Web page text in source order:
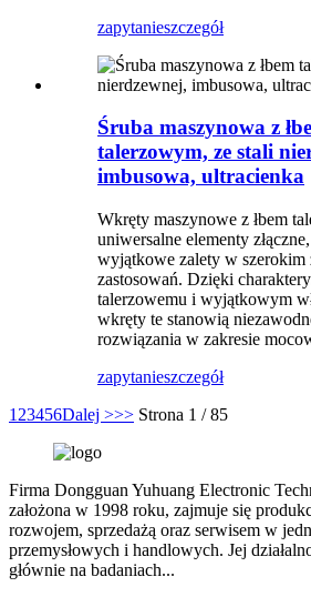
zapytanieszczegół
Śruba maszynowa z
talerzowym, ze stali
imbusowa, ultracienka
Wkręty maszynowe z łbem
uniwersalne elementy
wyjątkowe zalety w szerokim
zastosowań. Dzięki
talerzowemu i wyjątkowym
wkręty te stanowią
rozwiązania w zakresie
zapytanieszczegół
1 23456Dalej >>> Strona 1 / 85
Firma Dongguan Yuhuang Electronic
założona w 1998 roku, zajmuje się
rozwojem, sprzedażą oraz serwisem w
przemysłowych i handlowych. Jej
głównie na badaniach...